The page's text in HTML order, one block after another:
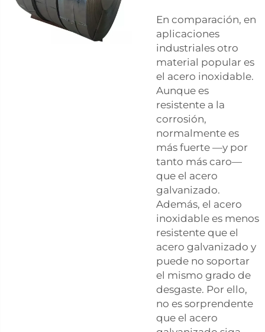
En comparación, en
aplicaciones
industriales otro
material popular es
el acero inoxidable.
Aunque es
resistente a la
corrosión,
normalmente es
más fuerte —y por
tanto más caro—
que el acero
galvanizado.
Además, el acero
inoxidable es menos
resistente que el
acero galvanizado y
puede no soportar
el mismo grado de
desgaste. Por ello,
no es sorprendente
que el acero